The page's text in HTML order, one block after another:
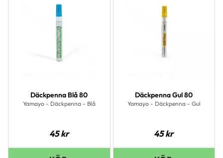
Däckpenna Blå 80
Yamayo - Däckpenna - Blå
45kr
Däckpenna Gul 80
Yamayo - Däckpenna - Gul
45kr